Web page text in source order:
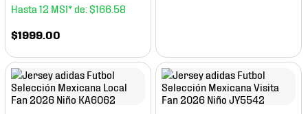
12 $166 58
$1999 .00